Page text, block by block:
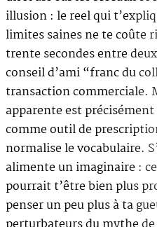
illusion : le reel qui
limites saines ne te coûte
trente secondes entre
conseil d’ami “franc du
transaction commerciale.
apparente est
comme outil de
normalise le vocabulaire.
alimente un imaginaire :
pourrait t’être bien plus
penser un peu plus à ta